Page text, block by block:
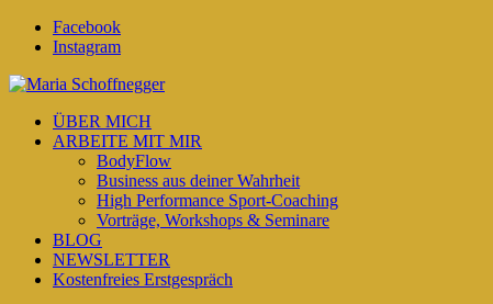
Facebook
Instagram
ÜBER MICH
ARBEITE MIT MIR
BodyFlow
Business aus deiner Wahrheit
High Performance Sport-Coaching
Vorträge, Workshops & Seminare
BLOG
NEWSLETTER
Kostenfreies Erstgespräch